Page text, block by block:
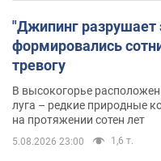
"Джипинг разрушает
формировались
тревогу
В высокогорье
луга – редкие природные
на протяжении сотен лет
5.08.2026 23:00 1,6 т.